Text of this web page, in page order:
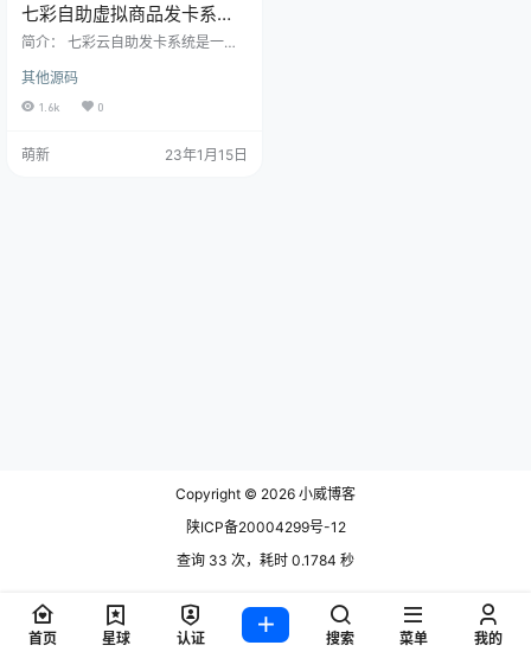
七彩自助虚拟商品发卡系统
模板源码
简介： 七彩云自助发卡系统是一款
发卡系统 安装教程： 1、不支持虚
拟主机，需服务器 2、php>=7.4，
录为public，伪静态选择thinkphp
其他源码
1.6k 0
萌新 23年1月15日
Copyright © 2026 小威博客
陕ICP备20004299号-12
查询 33 次，耗时 0.1784 秒
首页 星球 认证 搜索 菜单 我的